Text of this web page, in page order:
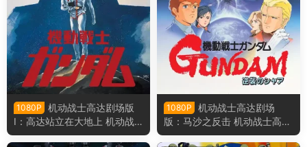
1080P
机动战士高达剧场版
Ⅰ：高达站立在大地上 机动战
士高达0079剧场版Ⅰ粤语版
1080P
机动战士高达剧场
版：马沙之反击 机动战士高达
剧场版：逆袭的夏亚粤语版